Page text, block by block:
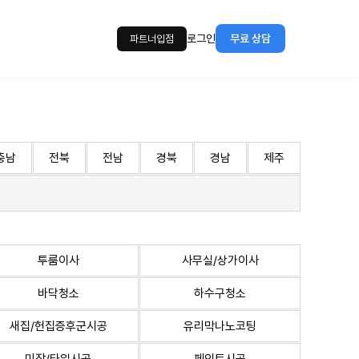
파트너입점 로그인 무료 상담
남 전북 전남 경북 경남 제주
투룸이사 사무실/상가이사
바닥청소 하수구청소
새집/헌집증후군시공 유리막나노코팅